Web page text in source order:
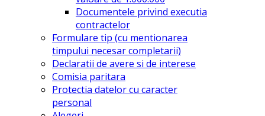
Documentele privind executia
contractelor
Formulare tip (cu mentionarea
timpului necesar completarii)
Declaratii de avere si de interese
Comisia paritara
Protectia datelor cu caracter
personal